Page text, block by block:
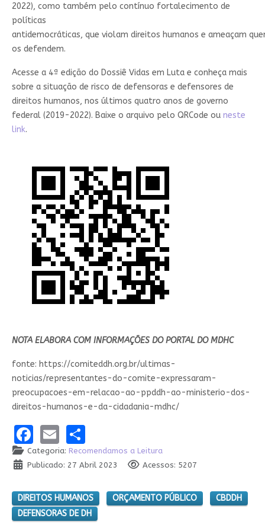
2022), como também pelo contínuo fortalecimento de
políticas
antidemocráticas, que violam direitos humanos e ameaçam
os defendem.
Acesse a 4ª edição do Dossiê Vidas em Luta e conheça mais
sobre a situação de risco de defensoras e defensores de
direitos humanos, nos últimos quatro anos de governo
federal (2019-2022). Baixe o arquivo pelo QRCode ou neste
link.
NOTA ELABORA COM INFORMAÇÕES DO PORTAL DO MDHC
fonte: https://comiteddh.org.br/ultimas-
noticias/representantes-do-comite-expressaram-
preocupacoes-em-relacao-ao-ppddh-ao-ministerio-dos-
direitos-humanos-e-da-cidadania-mdhc/
Facebook
EmailShare
Categoria: Recomendamos a Leitura
Publicado: 27 Abril 2023
Acessos: 5207
DIREITOS HUMANOS ORÇAMENTO PÚBLICO
CBDDH
DEFENSORAS DE DH